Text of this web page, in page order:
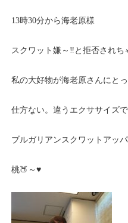
13時30分から海老原様
スクワット嫌～‼️と拒否され
私の大好物が海老原さんにと
仕方ない。違うエクササイズ
ブルガリアンスクワットアッ
桃🍑～♥️